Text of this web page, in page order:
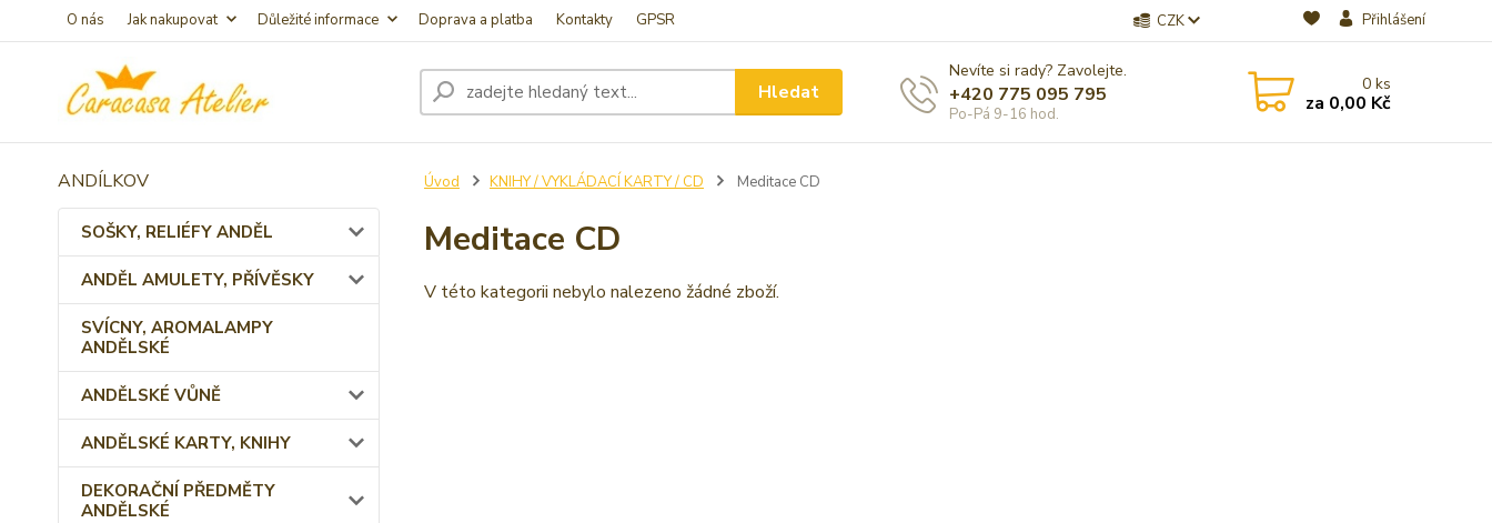
O nás Jak nakupovat Důležité informace Doprava a platba Kontakty GPSR CZK Přihlášení
Hledat
Nevíte si rady? Zavolejte.
+420 775 095 795
Po-Pá 9-16 hod.
0ks
za 0,00 Kč
ANDÍLKOV
SOŠKY, RELIÉFY ANDĚL
ANDĚL AMULETY, PŘÍVĚSKY
SVÍCNY, AROMALAMPY
ANDĚLSKÉ
ANDĚLSKÉ VŮNĚ
ANDĚLSKÉ KARTY, KNIHY
DEKORAČNÍ PŘEDMĚTY
ANDĚLSKÉ
Úvod KNIHY / VYKLÁDACÍ KARTY / CD Meditace CD
Meditace CD
V této kategorii nebylo nalezeno žádné zboží.